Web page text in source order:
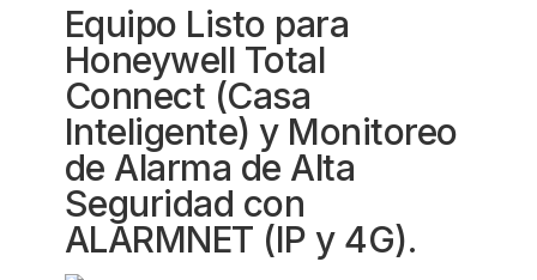
Equipo Listo para
Honeywell Total
Connect (Casa
Inteligente) y Monitoreo
de Alarma de Alta
Seguridad con
ALARMNET (IP y 4G).